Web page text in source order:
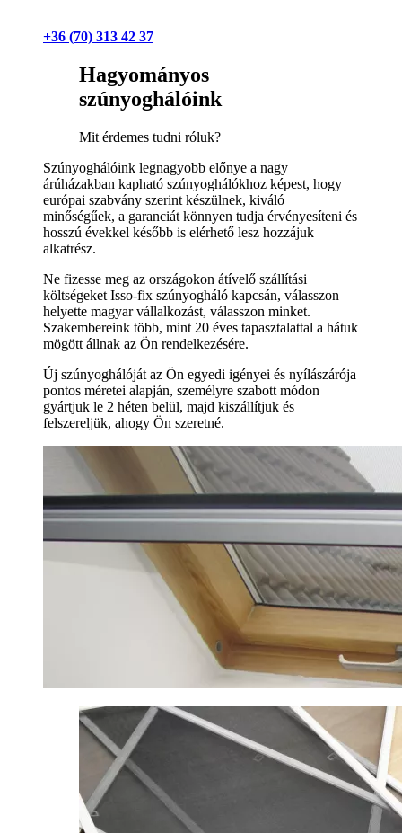
+36 (70) 313 42 37
Hagyományos
szúnyoghálóink
Mit érdemes tudni róluk?
Szúnyoghálóink legnagyobb előnye a nagy
árúházakban kapható szúnyoghálókhoz képest, hogy
európai szabvány szerint készülnek, kiváló
minőségűek, a garanciát könnyen tudja érvényesíteni és
hosszú évekkel később is elérhető lesz hozzájuk
alkatrész.
Ne fizesse meg az országokon átívelő szállítási
költségeket Isso-fix szúnyogháló kapcsán, válasszon
helyette magyar vállalkozást, válasszon minket.
Szakembereink több, mint 20 éves tapasztalattal a hátuk
mögött állnak az Ön rendelkezésére.
Új szúnyoghálóját az Ön egyedi igényei és nyílászárója
pontos méretei alapján, személyre szabott módon
gyártjuk le 2 héten belül, majd kiszállítjuk és
felszereljük, ahogy Ön szeretné.